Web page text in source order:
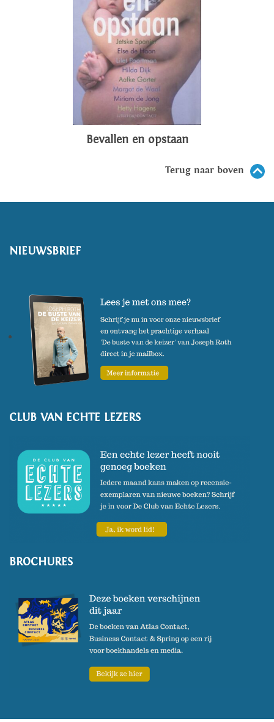
Bevallen en opstaan
Terug naar boven
NIEUWSBRIEF
CLUB VAN ECHTE LEZERS
BROCHURES